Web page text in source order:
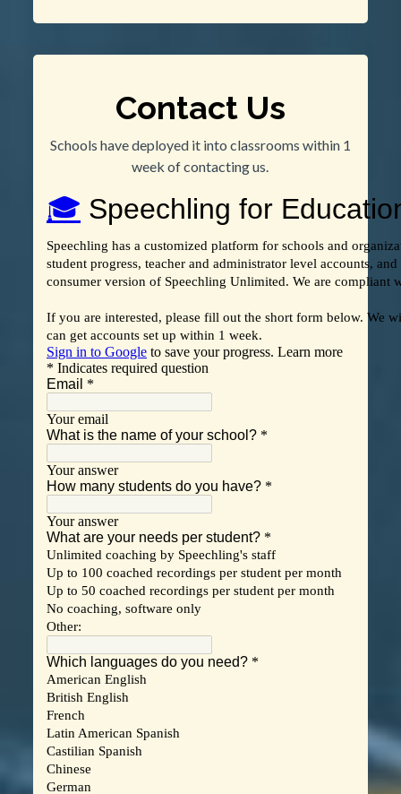
Contact Us
Schools have deployed it into classrooms within 1
week of contacting us.